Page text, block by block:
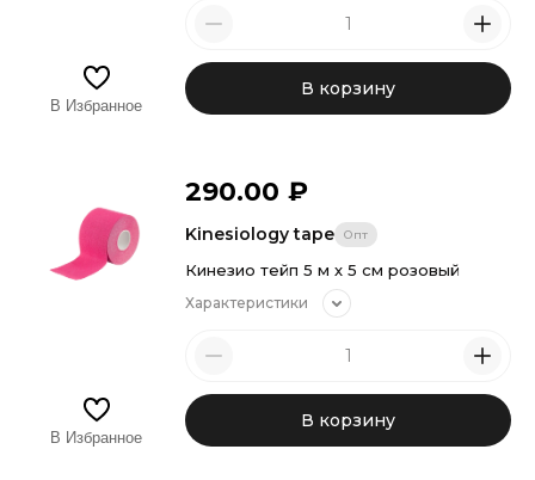
В корзину
В Избранное
290.00 ₽
Kinesiology tape Опт
Кинезио тейп 5 м х 5 см розовый
Характеристики
В корзину
В Избранное